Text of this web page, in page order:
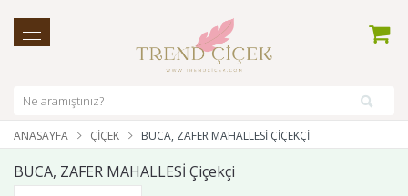
ANASAYFA ÇIÇEK BUCA, ZAFER MAHALLESİ ÇIÇEKÇI
BUCA, ZAFER MAHALLESİ Çiçekçi